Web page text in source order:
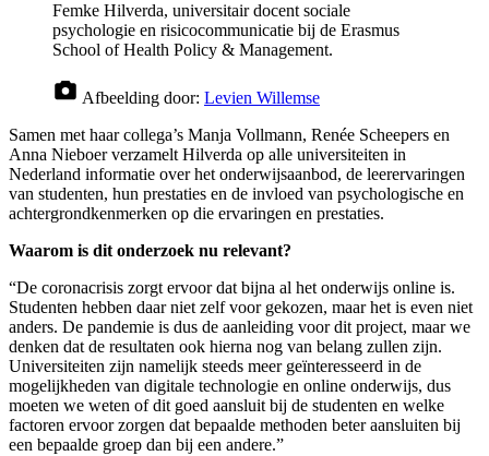
Femke Hilverda, universitair docent sociale
psychologie en risicocommunicatie bij de Erasmus
School of Health Policy & Management.
Afbeelding door: Levien Willemse
Samen met haar collega’s Manja Vollmann, Renée Scheepers en
Anna Nieboer verzamelt Hilverda op alle universiteiten in
Nederland informatie over het onderwijsaanbod, de leerervaringen
van studenten, hun prestaties en de invloed van psychologische en
achtergrondkenmerken op die ervaringen en prestaties.
Waarom is dit onderzoek nu relevant?
“De coronacrisis zorgt ervoor dat bijna al het onderwijs online is.
Studenten hebben daar niet zelf voor gekozen, maar het is even niet
anders. De pandemie is dus de aanleiding voor dit project, maar we
denken dat de resultaten ook hierna nog van belang zullen zijn.
Universiteiten zijn namelijk steeds meer geïnteresseerd in de
mogelijkheden van digitale technologie en online onderwijs, dus
moeten we weten of dit goed aansluit bij de studenten en welke
factoren ervoor zorgen dat bepaalde methoden beter aansluiten bij
een bepaalde groep dan bij een andere.”